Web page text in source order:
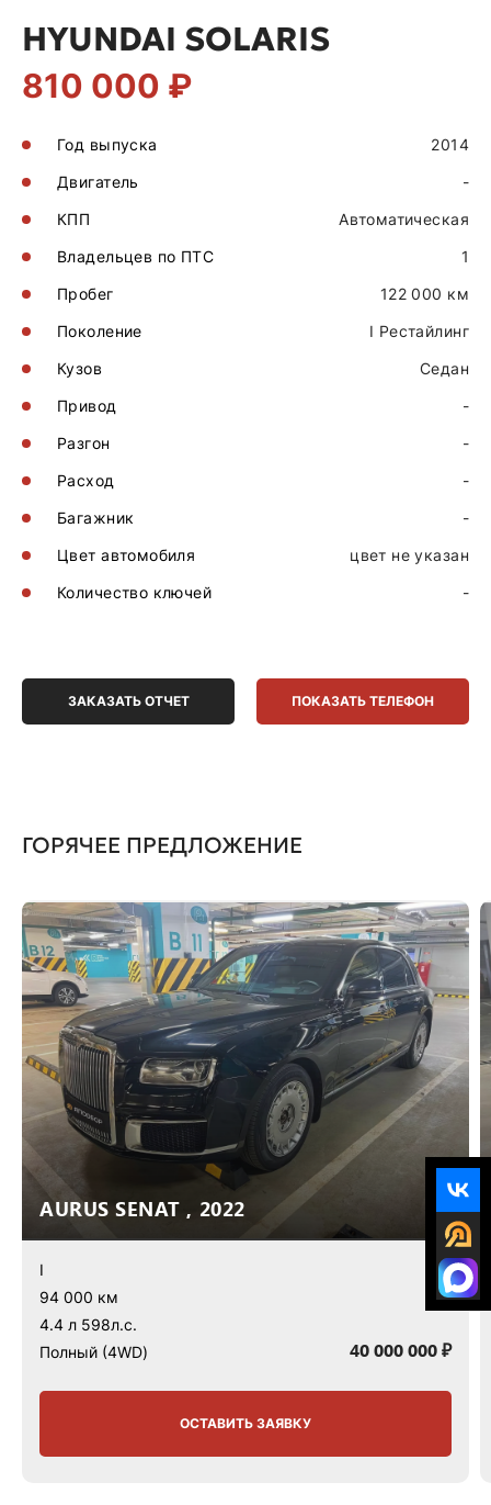
HYUNDAI SOLARIS
810 000 ₽
Год выпуска
2014
Двигатель
-
КПП
Автоматическая
Владельцев по ПТС
1
Пробег
122 000 км
Поколение
I Рестайлинг
Кузов
Седан
Привод
-
Разгон
-
Расход
-
Багажник
-
Цвет автомобиля
цвет не указан
Количество ключей
-
ЗАКАЗАТЬ ОТЧЕТ ПОКАЗАТЬ ТЕЛЕФОН
ГОРЯЧЕЕ ПРЕДЛОЖЕНИЕ
AURUS SENAT , 2022
I
94 000 км
4.4 л 598л.с.
Полный (4WD)
40 000 000 ₽
ОСТАВИТЬ ЗАЯВКУ